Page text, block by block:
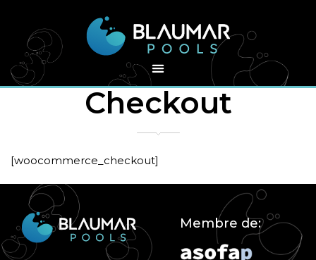
Checkout
[woocommerce_checkout]
Membre de: